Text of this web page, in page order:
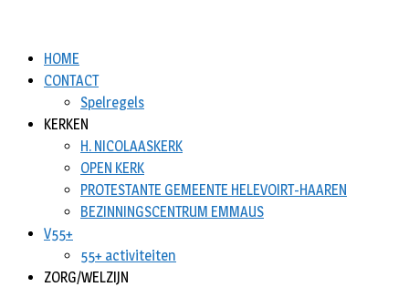
HOME
CONTACT
Spelregels
KERKEN
H. NICOLAASKERK
OPEN KERK
PROTESTANTE GEMEENTE HELEVOIRT-HAAREN
BEZINNINGSCENTRUM EMMAUS
V55+
55+ activiteiten
ZORG/WELZIJN